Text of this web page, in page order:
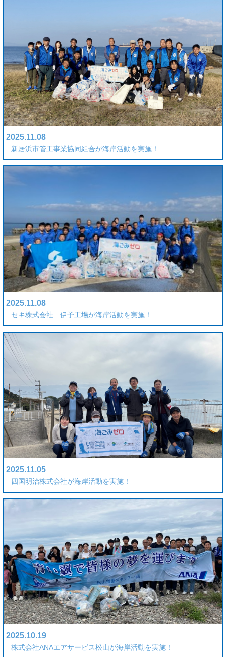
2025.11.08
新居浜市管工事業協同組合が海岸活動を実施！
2025.11.08
セキ株式会社 伊予工場が海岸活動を実施！
2025.11.05
四国明治株式会社が海岸活動を実施！
2025.10.19
株式会社ANAエアサービス松山が海岸活動を実施！